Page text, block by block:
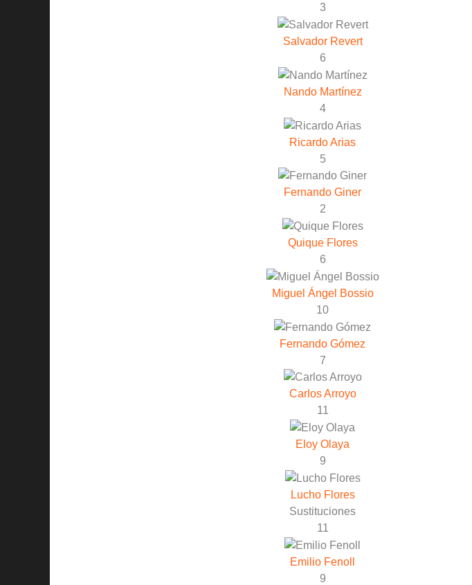
3
Salvador Revert
6
Nando Martínez
4
Ricardo Arias
5
Fernando Giner
2
Quique Flores
6
Miguel Ángel Bossio
10
Fernando Gómez
7
Carlos Arroyo
11
Eloy Olaya
9
Lucho Flores
Sustituciones
11
Emilio Fenoll
9